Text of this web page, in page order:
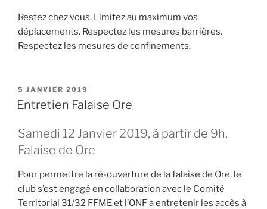
Restez chez vous. Limitez au maximum vos
déplacements. Respectez les mesures barrières.
Respectez les mesures de confinements.
PUBLIÉ
LE
5 JANVIER 2019
Entretien Falaise Ore
Samedi 12 Janvier 2019, à partir de 9h,
Falaise de Ore
Pour permettre la ré-ouverture de la falaise de Ore, le
club s’est engagé en collaboration avec le Comité
Territorial 31/32 FFME et l’ONF a entretenir les accès à